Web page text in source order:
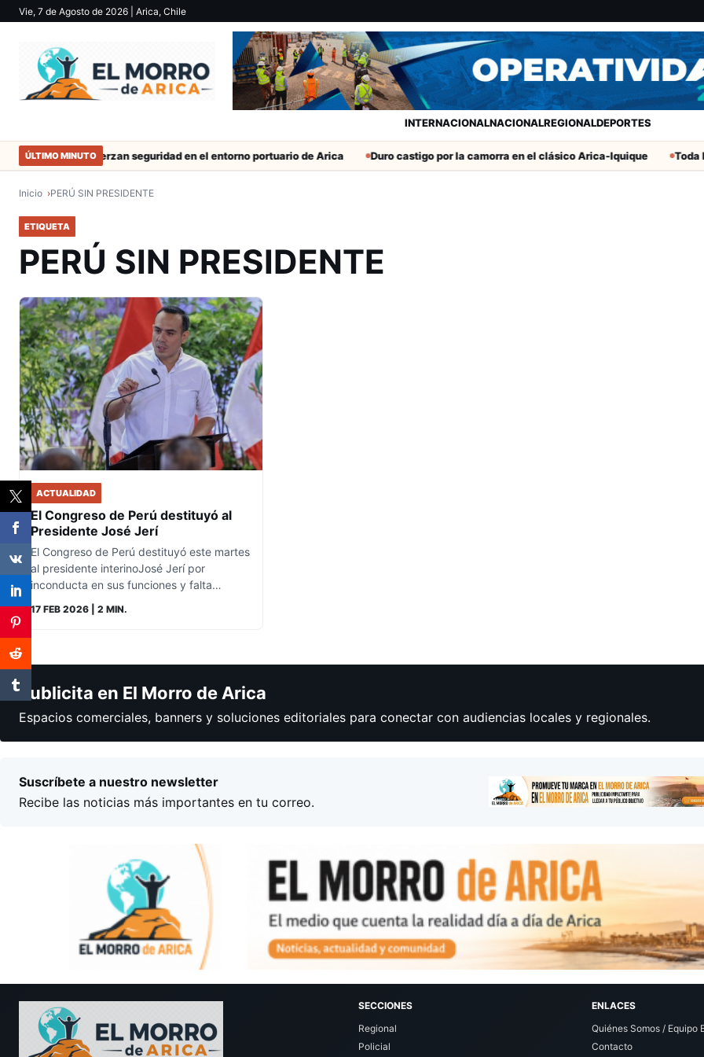
Vie, 7 de Agosto de 2026 | Arica, Chile
INTERNACIONALNACIONALREGIONALDEPORTES
ÚLTIMO MINUTO
trabajo Refuerzan seguridad en el entorno portuario de Arica Duro castigo por la camorra en el clásico Arica-Iquique Toda
Inicio PERÚ SIN PRESIDENTE
ETIQUETA
PERÚ SIN PRESIDENTE
ACTUALIDAD
El Congreso de Perú destituyó al
Presidente José Jerí
El Congreso de Perú destituyó este martes
al presidente interinoJosé Jerí por
inconducta en sus funciones y falta…
17 FEB 2026 | 2 MIN.
Publicita en El Morro de Arica
Espacios comerciales, banners y soluciones editoriales para conectar con audiencias locales y regionales.
Suscríbete a nuestro newsletter
Recibe las noticias más importantes en tu correo.
SECCIONES
Regional
Policial
ENLACES
Quiénes Somos / Equipo
Contacto